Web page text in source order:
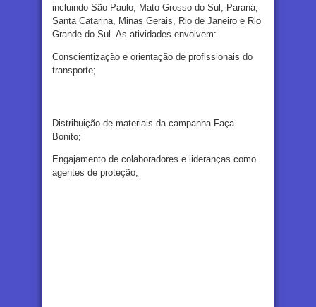
incluindo São Paulo, Mato Grosso do Sul, Paraná,
Santa Catarina, Minas Gerais, Rio de Janeiro e Rio
Grande do Sul. As atividades envolvem:
Conscientização e orientação de profissionais do
transporte;
Distribuição de materiais da campanha Faça
Bonito;
Engajamento de colaboradores e lideranças como
agentes de proteção;